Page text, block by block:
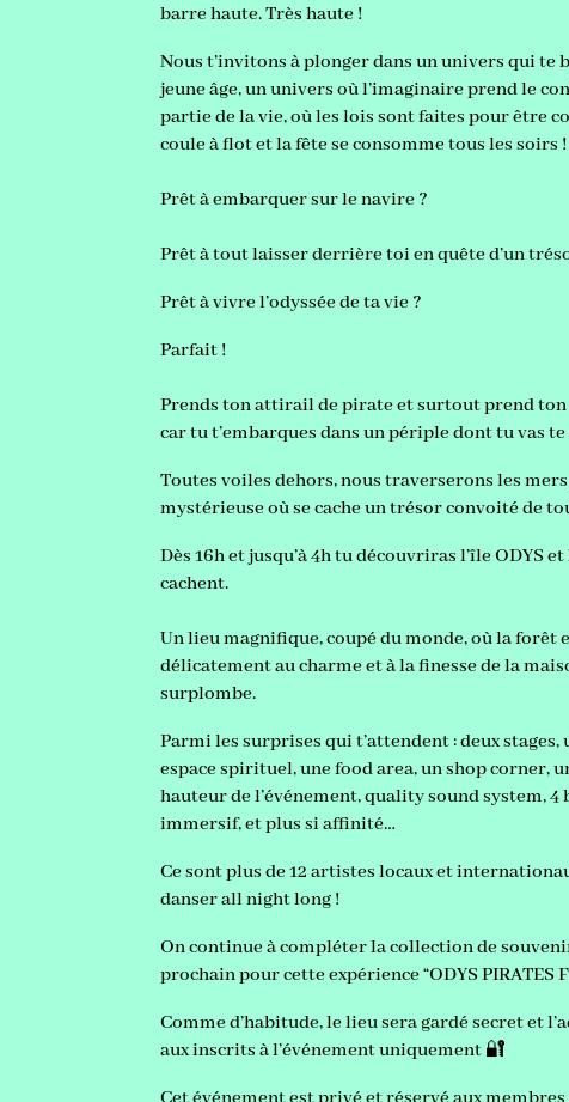
barre haute. Très haute !
Nous t’invitons à plonger dans un univers qui te
jeune âge, un univers où l’imaginaire prend le
partie de la vie, où les lois sont faites pour être
coule à flot et la fête se consomme tous les soirs !
Prêt à embarquer sur le navire ?
Prêt à tout laisser derrière toi en quête d’un
Prêt à vivre l’odyssée de ta vie ?
Parfait !
Prends ton attirail de pirate et surtout prend ton
car tu t’embarques dans un périple dont tu vas
Toutes voiles dehors, nous traverserons les
mystérieuse où se cache un trésor convoité de
Dès 16h et jusqu’à 4h tu découvriras l’île ODYS
cachent.
Un lieu magnifique, coupé du monde, où la forêt
délicatement au charme et à la finesse de la
surplombe.
Parmi les surprises qui t’attendent : deux stages,
espace spirituel, une food area, un shop corner,
hauteur de l’événement, quality sound system, 4
immersif, et plus si affinité…
Ce sont plus de 12 artistes locaux et
danser all night long !
On continue à compléter la collection de
prochain pour cette expérience “ODYS PIRATES
Comme d’habitude, le lieu sera gardé secret et
aux inscrits à l’événement uniquement 🔐